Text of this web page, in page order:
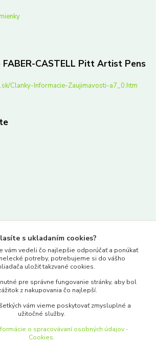
CASTELL Pitt Artist Pens
Clanky-Informacie-Zaujimavosti-a7_0.htm
17.00hod.
obchod.sk
s ukladaním cookies?
vám vedeli čo najlepšie odporúčať a ponúkať
potreby, potrebujeme si do vášho
uložiť takzvané cookies.
pre správne fungovanie stránky, aby bol
z nakupovania čo najlepší.
vám vieme poskytovať zmysluplné a
užitočné služby.
o spracovávaní osobných údajov -
Cookies.